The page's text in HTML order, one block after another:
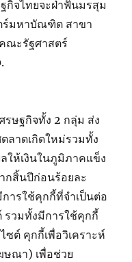
กิจไทยจะฝ่าฟันมรสุม
ร์มหาบัณฑิต สาขา
ณะรัฐศาสตร์
รษฐกิจทั้ง 2 กลุ่ม ส่ง
ลาดเกิดใหม่รวมทั้ง
ให้เงินในภูมิภาคแข็ง
กสิ้นปีก่อนร้อยละ
การใช้คุกกี้ที่จำเป็นต่อ
รวมทั้งมีการใช้คุกกี้
ซต์ คุกกี้เพื่อวิเคราะห์
ษณา) เพื่อช่วย